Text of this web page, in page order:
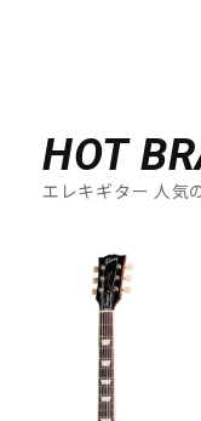
HOT
エレキギター 人気